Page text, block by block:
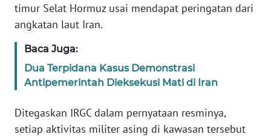
timur Selat Hormuz usai mendapat peringatan dari
angkatan laut Iran.
Baca Juga:
Dua Terpidana Kasus Demonstrasi
Antipemerintah Dieksekusi Mati di Iran
Ditegaskan IRGC dalam pernyataan resminya,
setiap aktivitas militer asing di kawasan tersebut
TENTANG
KAMI
MEDIA
SIBER
REDAKSI